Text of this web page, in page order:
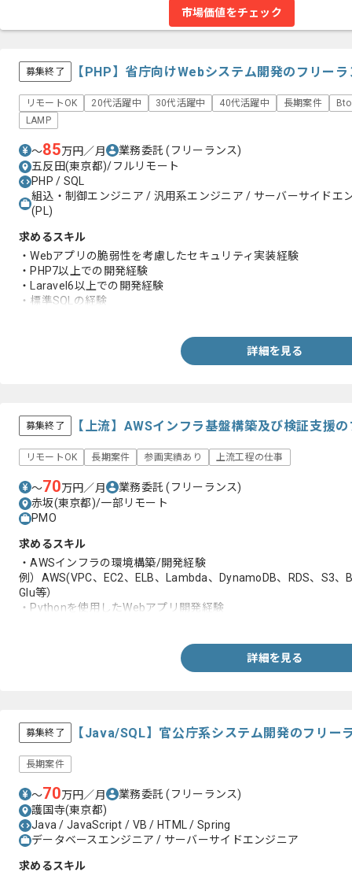
市場価値をチェック
募集終了 【PHP】省庁向けWebシステム開発のフリー
リモートOK 20代活躍中 30代活躍中 40代活躍中 長期案件
LAMP
〜85万円／月 業務委託(フリーランス)
五反田(東京都)/フルリモート
PHP / SQL
組込・制御エンジニア / 汎用系エンジニア / サーバーサイドエ
(PL)
求めるスキル
・Webアプリの脆弱性を考慮したセキュリティ実装経験
・PHP7以上での開発経験
・Laravel6以上での開発経験
・標準SQLの経験
詳細を見る
募集終了 【上流】AWSインフラ基盤構築及び検証支援
リモートOK 長期案件 参画実績あり 上流工程の仕事
〜70万円／月 業務委託(フリーランス)
赤坂(東京都)/一部リモート
PMO
求めるスキル
・AWSインフラの環境構築/開発経験
例）AWS(VPC、EC2、ELB、Lambda、DynamoDB、RDS、S3
Glu等）
・Pythonを使用したWebアプリ開発経験
詳細を見る
募集終了 【Java/SQL】官公庁系システム開発のフリー
長期案件
〜70万円／月 業務委託(フリーランス)
護国寺(東京都)
Java / JavaScript / VB / HTML / Spring
データベースエンジニア / サーバーサイドエンジニア
求めるスキル